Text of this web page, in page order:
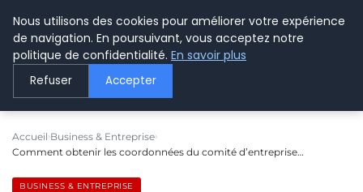
LE WEBMARKETING
Accueil Business & Entreprise
Comment obtenir les coordonnées du comité d’entreprise…
BUSINESS & ENTREPRISE
Nous utilisons des cookies pour améliorer votre expérience
de navigation. En poursuivant, vous acceptez notre
politique de confidentialité. En savoir plus
Refuser Accepter